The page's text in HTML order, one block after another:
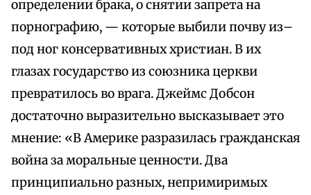
определении брака, о снятии запрета на
порнографию, — которые выбили почву из–
под ног консервативных христиан. В их
глазах государство из союзника церкви
превратилось во врага. Джеймс Добсон
достаточно выразительно высказывает это
мнение: «В Америке разразилась гражданская
война за моральные ценности. Два
принципиально разных, непримиримых